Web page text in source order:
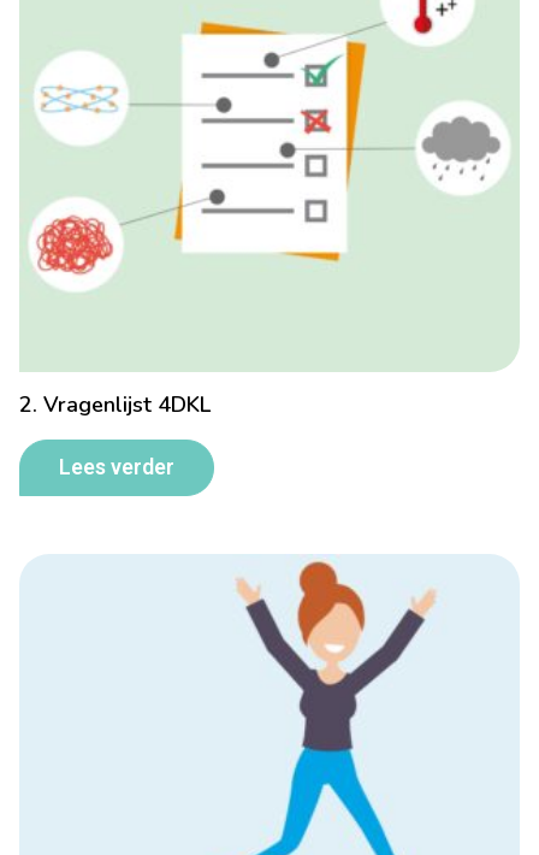
2. Vragenlijst 4DKL
Lees verder